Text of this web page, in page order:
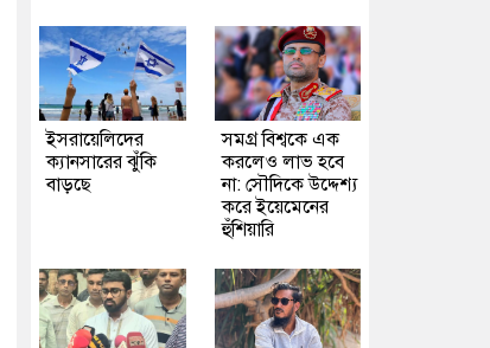
ইসরায়েলিদের
ক্যানসারের ঝুঁকি
বাড়ছে
সমগ্র বিশ্বকে এক
করলেও লাভ হবে
না: সৌদিকে উদ্দেশ্য
করে ইয়েমেনের
হুঁশিয়ারি